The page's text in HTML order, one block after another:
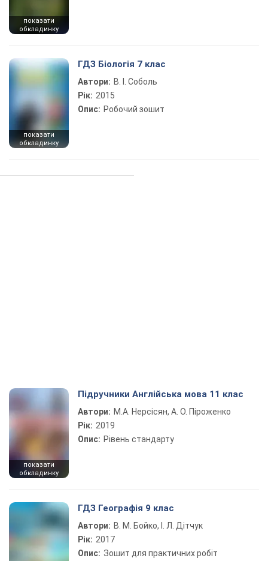
показати
обкладинку
показати
обкладинку
ГДЗ Біологія 7 клас
Автори: В. І. Соболь
Рік: 2015
Опис: Робочий зошит
показати
обкладинку
Підручники Англійська мова 11 клас
Автори: М.А. Нерсісян, А. О. Піроженко
Рік: 2019
Опис: Рівень стандарту
ГДЗ Географія 9 клас
Автори: В. М. Бойко, І. Л. Дітчук
Рік: 2017
Опис: Зошит для практичних робіт